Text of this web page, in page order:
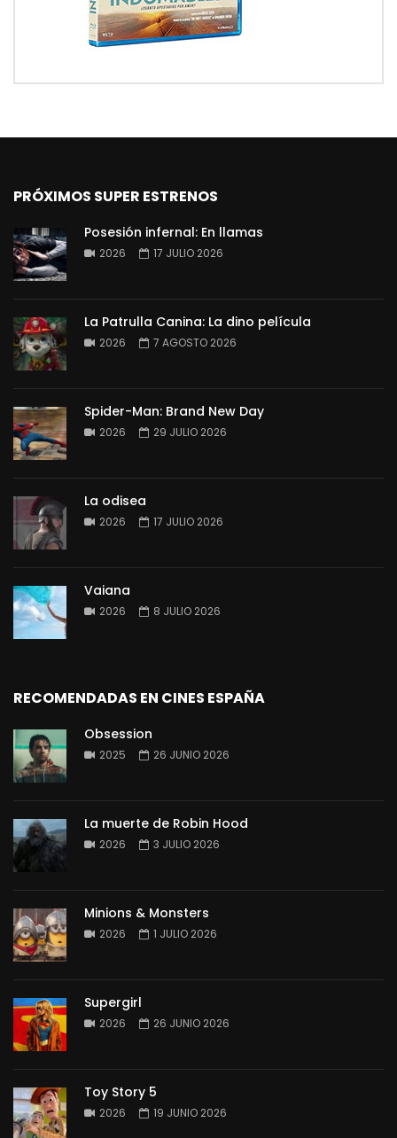
PRÓXIMOS SUPER ESTRENOS
Posesión infernal: En llamas
2026 17 JULIO 2026
La Patrulla Canina: La dino película
2026 7 AGOSTO 2026
Spider-Man: Brand New Day
2026 29 JULIO 2026
La odisea
2026 17 JULIO 2026
Vaiana
2026 8 JULIO 2026
RECOMENDADAS EN CINES ESPAÑA
Obsession
2025 26 JUNIO 2026
La muerte de Robin Hood
2026 3 JULIO 2026
Minions & Monsters
2026 1 JULIO 2026
Supergirl
2026 26 JUNIO 2026
Toy Story 5
2026 19 JUNIO 2026